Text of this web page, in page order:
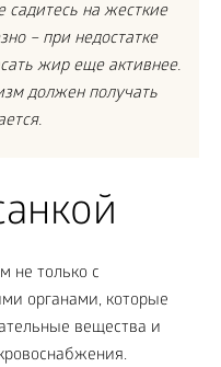
на жесткие
– при недостатке
жир еще активнее.
должен получать
не только с
органами, которые
вещества и